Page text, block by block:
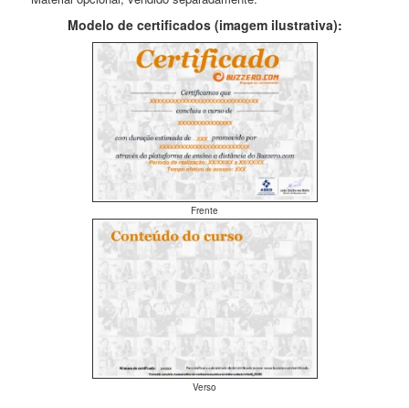
Modelo de certificados (imagem ilustrativa):
Frente
Verso